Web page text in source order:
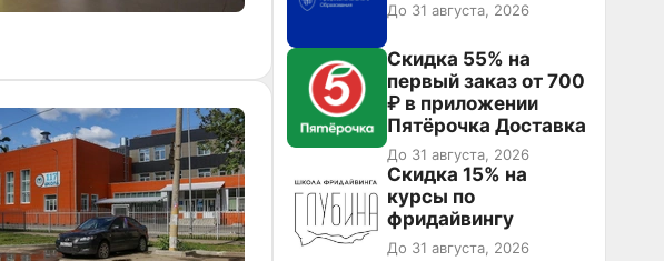
До 31 августа, 2026
Скидка 55% на
первый заказ от 700
₽ в приложении
Пятёрочка Доставка
До 31 августа, 2026
Скидка 15% на
курсы по
фридайвингу
До 31 августа, 2026